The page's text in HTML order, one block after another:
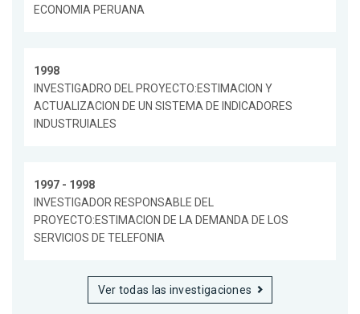
ECONOMIA PERUANA
1998
INVESTIGADRO DEL PROYECTO:ESTIMACION Y
ACTUALIZACION DE UN SISTEMA DE INDICADORES
INDUSTRUIALES
1997 - 1998
INVESTIGADOR RESPONSABLE DEL
PROYECTO:ESTIMACION DE LA DEMANDA DE LOS
SERVICIOS DE TELEFONIA
Ver todas las investigaciones